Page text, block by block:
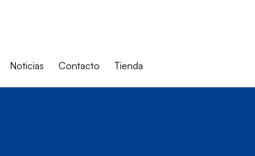
Noticias Contacto Tienda